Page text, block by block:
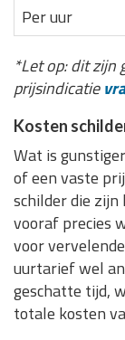
Per uur
*Let op: dit zijn
prijsindicatie
Kosten
Wat is
of een vaste
schilder die
vooraf precies
voor
uurtarief wel
geschatte tijd,
totale kosten